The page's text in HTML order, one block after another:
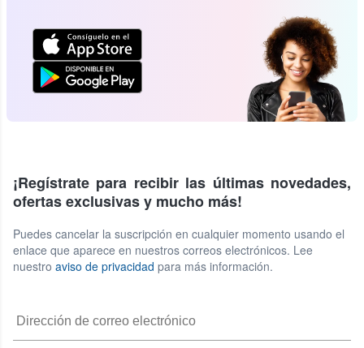
¡Regístrate para recibir las últimas novedades,
ofertas exclusivas y mucho más!
Puedes cancelar la suscripción en cualquier momento usando el
enlace que aparece en nuestros correos electrónicos. Lee
nuestro aviso de privacidad para más información.